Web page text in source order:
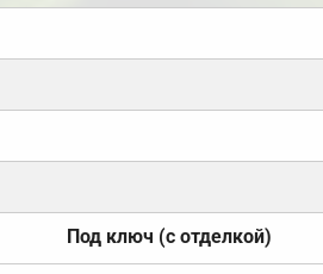
Под ключ (с отделкой)